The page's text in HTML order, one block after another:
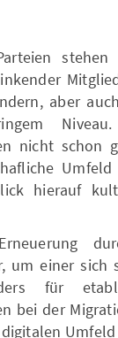
aber
nicht schon
hierauf
um einer
für
bei der